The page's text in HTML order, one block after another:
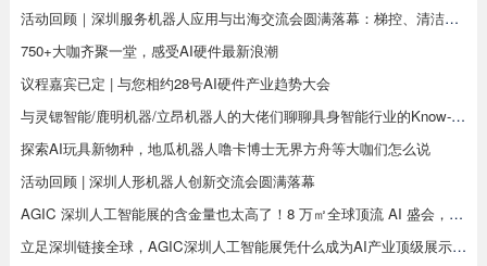
活动回顾｜深圳服务机器人应用与出海交流会圆满落幕：梯控、清洁、配送、烹饪、工业机器人同台分享，合规、渠道、场景干货全覆盖
750+大咖齐聚一堂，感受AI硬件最新浪潮
议程嘉宾已定 | 与您相约28号AI硬件产业趋势大会
与灵锶智能/鹿明机器/立昂机器人的大佬们聊聊具身智能行业的Know-how
探索AI玩具新物种，地瓜机器人噜卡博士无界方舟等大咖们怎么说
活动回顾 | 深圳人形机器人创新交流会圆满落幕
AGIC 深圳人工智能展的含金量也太高了！8 万㎡全球顶流 AI 盛会，8 月深圳见真章
立足深圳链接全球，AGIC深圳人工智能展凭什么成为AI产业顶级展示平台